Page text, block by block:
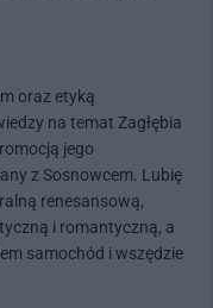
oraz etyką
na temat Zagłębia
jego
z Sosnowcem. Lubię
renesansową,
i romantyczną, a
samochód i wszędzie